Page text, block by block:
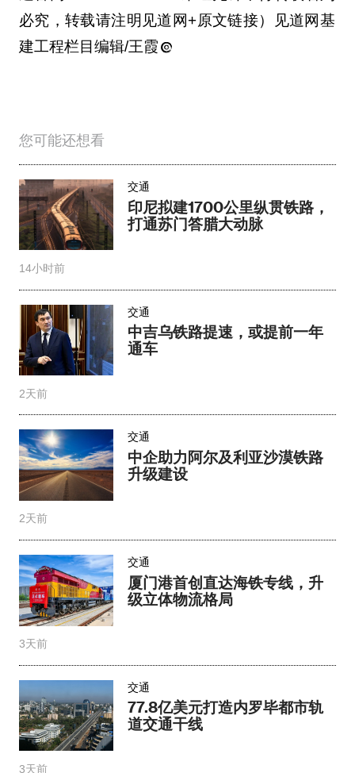
必究，转载请注明见道网+原文链接）见道网基
建工程栏目编辑/王霞
您可能还想看
交通
印尼拟建1700公里纵贯铁路，
打通苏门答腊大动脉
14小时前
交通
中吉乌铁路提速，或提前一年
通车
2天前
交通
中企助力阿尔及利亚沙漠铁路
升级建设
2天前
交通
厦门港首创直达海铁专线，升
级立体物流格局
3天前
交通
77.8亿美元打造内罗毕都市轨
道交通干线
3天前